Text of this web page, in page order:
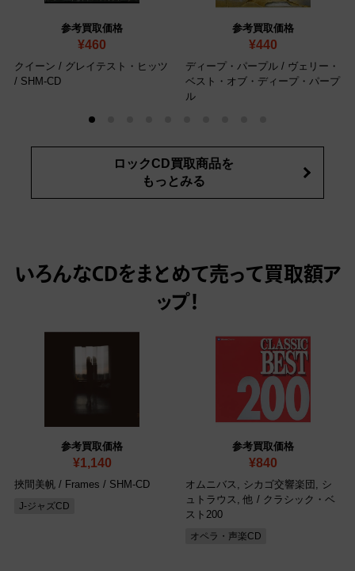
参考買取価格
¥460
クイーン / グレイテスト・ヒッツ
/ SHM-CD
参考買取価格
¥440
ディープ・パープル / ヴェリー・
ベスト・オブ・ディープ・パープ
ル
ロックCD買取商品を
もっとみる
いろんなCDをまとめて売って買取額ア
ップ！
参考買取価格
¥1,140
挾間美帆 / Frames / SHM-CD
J-ジャズCD
参考買取価格
¥840
オムニバス, シカゴ交響楽団, シ
ュトラウス, 他 / クラシック・ベ
スト200
オペラ・声楽CD